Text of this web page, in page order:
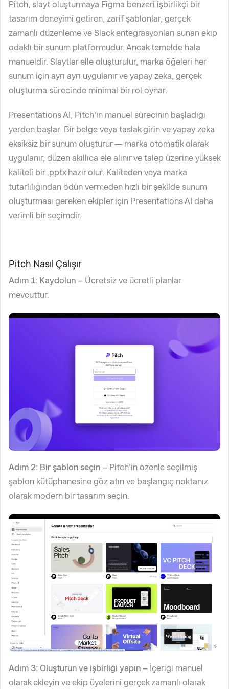
Pitch, slayt oluşturmaya Figma benzeri işbirlikçi bir
tasarım deneyimi getiren, zarif şablonlar, gerçek
zamanlı düzenleme ve Slack entegrasyonları sunan ekip
odaklı bir sunum platformudur. Ancak temelde hala
manueldir. Slaytlar elle oluşturulur, marka öğeleri her
sunum için ayrı ayrı uygulanır ve yapay zeka, gerçek
oluşturma sürecinde minimal bir rol oynar.
Presentations AI, Pitch'in manuel sürecinin başladığı
yerden başlar. Bir belge veya taslak girin ve yapay zeka
eksiksiz bir sunum oluşturur — marka otomatik olarak
uygulanır, düzen akıllıca ele alınır ve talep üzerine yüksek
kaliteli bir .pptx hazır olur. Kaliteden veya marka
tutarlılığından ödün vermeden hızlı bir şekilde sunum
oluşturması gereken ekipler için Presentations AI daha
verimli bir seçimdir.
Pitch Nasıl Çalışır
Adım 1: Kaydolun – Ücretsiz ve ücretli planlar
mevcuttur.
Adım 2: Bir şablon seçin – Pitch'in özenle seçilmiş
şablon kütüphanesine göz atın ve başlangıç noktanız
olarak modern bir tasarım seçin.
Adım 3: Oluşturun ve işbirliği yapın – İçeriği manuel
olarak ekleyin ve ekip üyelerini gerçek zamanlı olarak